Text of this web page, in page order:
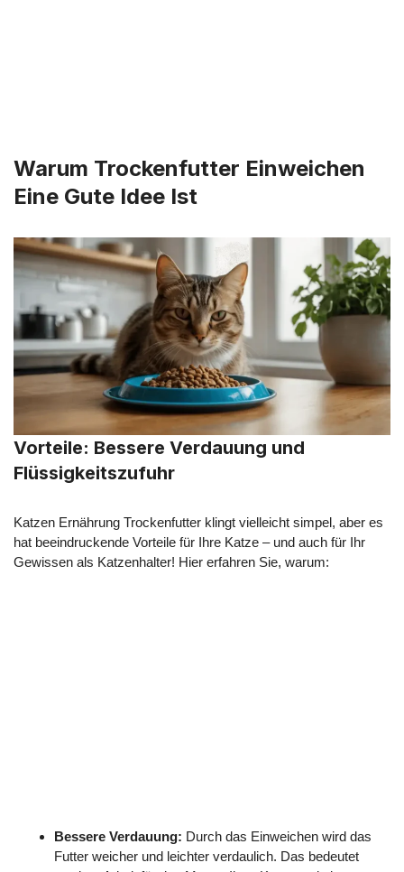
Warum Trockenfutter Einweichen
Eine Gute Idee Ist
Vorteile: Bessere Verdauung und
Flüssigkeitszufuhr
Katzen Ernährung Trockenfutter klingt vielleicht simpel, aber es
hat beeindruckende Vorteile für Ihre Katze – und auch für Ihr
Gewissen als Katzenhalter! Hier erfahren Sie, warum:
Bessere Verdauung: Durch das Einweichen wird das
Futter weicher und leichter verdaulich. Das bedeutet